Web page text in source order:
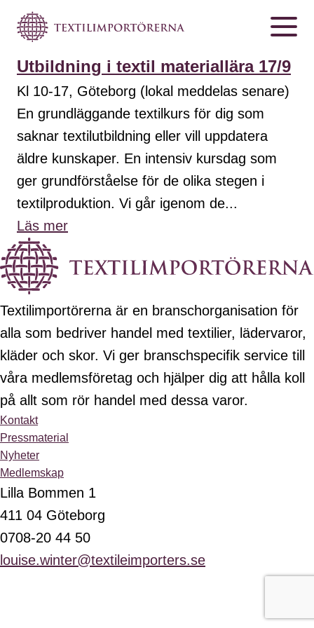
Utbildning i textil materiallära 17/9
Kl 10-17, Göteborg (lokal meddelas senare)
En grundläggande textilkurs för dig som
saknar textilutbildning eller vill uppdatera
äldre kunskaper. En intensiv kursdag som
ger grundförståelse för de olika stegen i
textilproduktion. Vi går igenom de...
Läs mer
Textilimportörerna är en branschorganisation för
alla som bedriver handel med textilier, lädervaror,
kläder och skor. Vi ger branschspecifik service till
våra medlemsföretag och hjälper dig att hålla koll
på allt som rör handel med dessa varor.
Kontakt
Pressmaterial
Nyheter
Medlemskap
Lilla Bommen 1
411 04 Göteborg
0708-20 44 50
louise.winter@textileimporters.se